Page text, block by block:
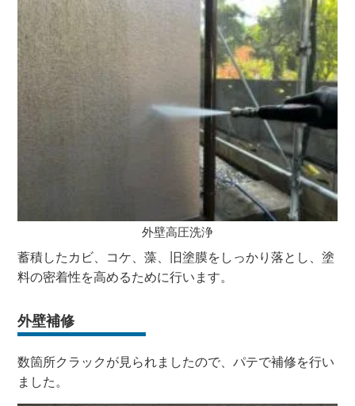
外壁高圧洗浄
蓄積したカビ、コケ、藻、旧塗膜をしっかり落とし、塗
料の密着性を高めるために行います。
外壁補修
数箇所クラックが見られましたので、パテで補修を行い
ました。